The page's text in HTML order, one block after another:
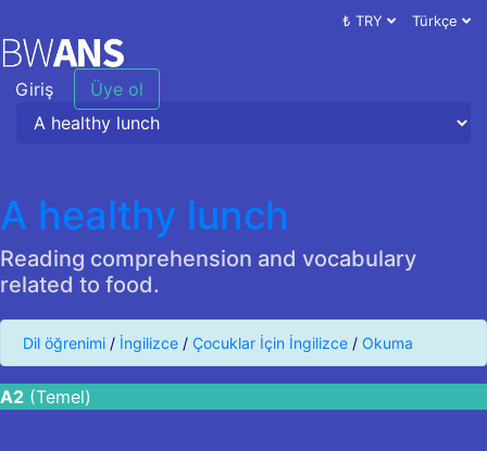
₺ TRY Türkçe
Giriş Üye ol
A healthy lunch
Reading comprehension and vocabulary
related to food.
Dil öğrenimi / İngilizce / Çocuklar İçin İngilizce / Okuma
A2 (Temel)